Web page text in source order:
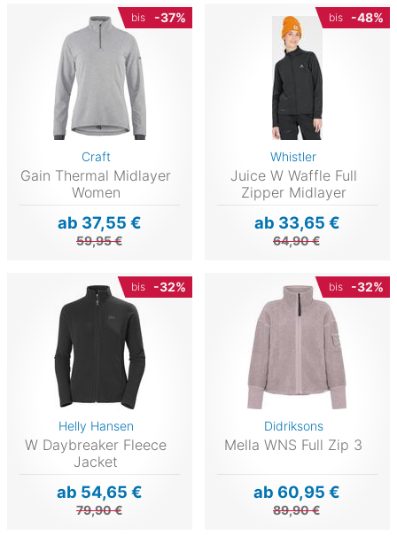
bis -37%
Craft
Gain Thermal Midlayer
Women
ab 37,55 €
59,95 €
bis -48%
Whistler
Juice W Waffle Full
Zipper Midlayer
ab 33,65 €
64,90 €
bis -32%
Helly Hansen
W Daybreaker Fleece
Jacket
ab 54,65 €
79,90 €
bis -32%
Didriksons
Mella WNS Full Zip 3
ab 60,95 €
89,90 €